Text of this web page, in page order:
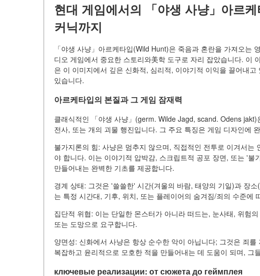
현대 게임에서의 「야생 사냥」아르
커닉까지
「야생 사냥」아르케타입(Wild Hunt)은 죽음과 혼란을 가져오는
디오 게임에서 중요한 스토리와美학 도구로 자리 잡았습니다. 이
은 이 이미지에서 깊은 신화적, 심리적, 이야기적 이익을 끌어내
있습니다.
아르케타입의 본질과 그 게임 잠재력
클래식적인 「야생 사냥」(germ. Wilde Jagd, scand. Odens
전사, 또는 개의 괴물 행진입니다. 그 주요 특징은 게임 디자인에
불가지론의 힘: 사냥은 멈추지 않으며, 직접적인 전투로 이겨서
야 합니다. 이는 이야기적 압박감, 스크립트적 공포 장면, 또는 '
만들어내는 완벽한 기초를 제공합니다.
경계 상태: 그것은 '쓸쓸한' 시간(겨울의 바람, 태양의 기일)과 장
는 특정 시간대, 기후, 위치, 또는 플레이어의 숨겨짐/죄의 수준에
집단적 위협: 이는 단일한 몬스터가 아니라 떠드는, 눈사태, 위험
또는 도망으로 요구합니다.
양면성: 신화에서 사냥은 항상 순수한 악이 아닙니다; 그것은 죄
복잡하고 윤리적으로 모호한 적을 만들어내는 데 도움이 되며, 그
ключевые реализации: от сюжета до геймплея